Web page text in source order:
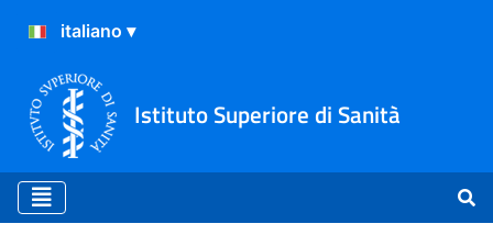
Istituto Superiore di Sanità